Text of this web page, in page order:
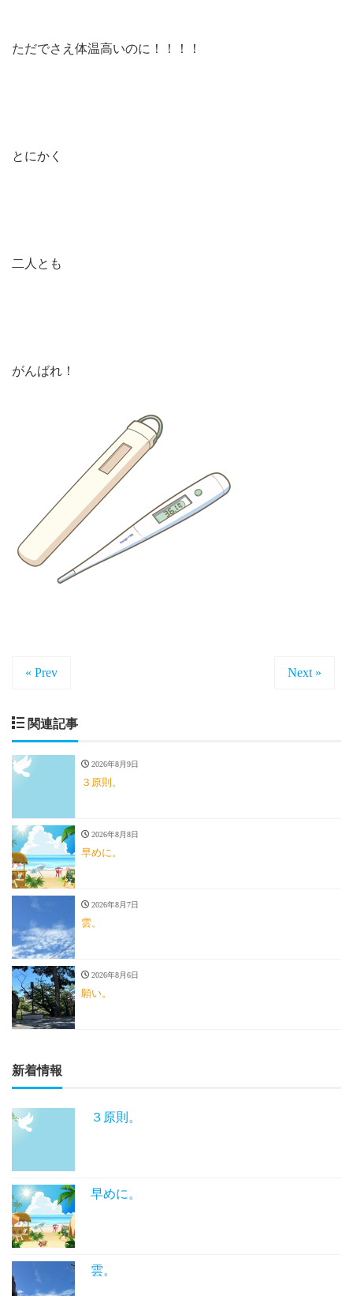
ただでさえ体温高いのに！！！！
とにかく
二人とも
がんばれ！
« Prev Next »
関連記事
2026年8月9日
３原則。
2026年8月8日
早めに。
2026年8月7日
雲。
2026年8月6日
願い。
新着情報
３原則。
早めに。
雲。